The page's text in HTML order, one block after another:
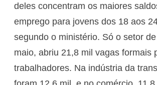
deles concentram os maiores
emprego para jovens dos 18 aos
segundo o ministério. Só o setor
maio, abriu 21,8 mil vagas formais
trabalhadores. Na indústria da